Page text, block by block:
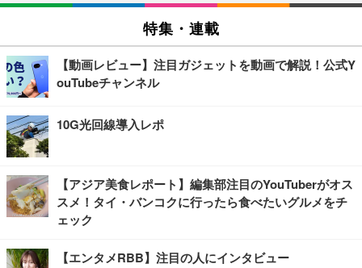
特集・連載
【動画レビュー】注目ガジェットを動画で解説！公式Y
ouTubeチャンネル
10G光回線導入レポ
【アジア美食レポート】編集部注目のYouTuberがオス
スメ！タイ・バンコクに行ったら食べたいグルメをチ
ェック
【エンタメRBB】注目の人にインタビュー